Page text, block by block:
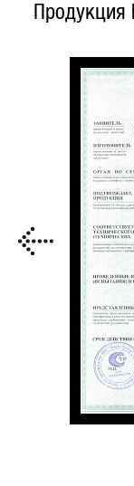
Продукция